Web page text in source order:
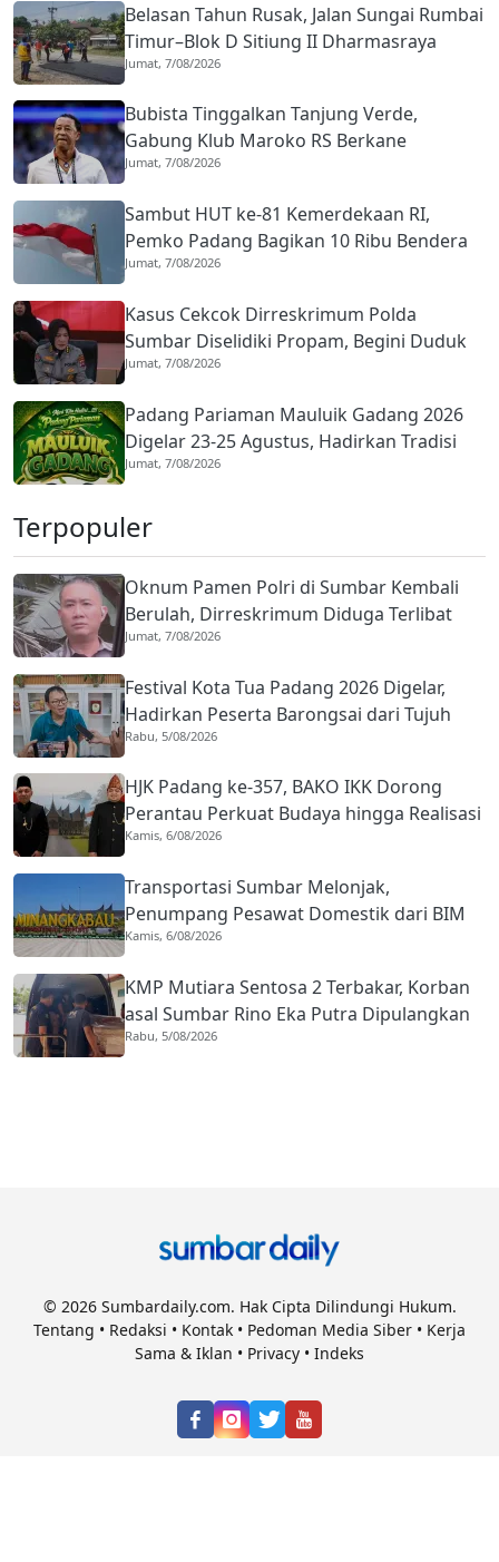
Belasan Tahun Rusak, Jalan Sungai Rumbai
Timur–Blok D Sitiung II Dharmasraya
Mulai Diaspal
Jumat, 7/08/2026
Bubista Tinggalkan Tanjung Verde,
Gabung Klub Maroko RS Berkane
Jumat, 7/08/2026
Sambut HUT ke-81 Kemerdekaan RI,
Pemko Padang Bagikan 10 Ribu Bendera
Merah Putih
Jumat, 7/08/2026
Kasus Cekcok Dirreskrimum Polda
Sumbar Diselidiki Propam, Begini Duduk
Perkaranya
Jumat, 7/08/2026
Padang Pariaman Mauluik Gadang 2026
Digelar 23-25 Agustus, Hadirkan Tradisi
Islam dan Budaya Minangkabau
Jumat, 7/08/2026
Terpopuler
Oknum Pamen Polri di Sumbar Kembali
Berulah, Dirreskrimum Diduga Terlibat
Kekerasan dengan Seorang Sopir
Jumat, 7/08/2026
Festival Kota Tua Padang 2026 Digelar,
Hadirkan Peserta Barongsai dari Tujuh
Negara
Rabu, 5/08/2026
HJK Padang ke-357, BAKO IKK Dorong
Perantau Perkuat Budaya hingga Realisasi
Kota Gastronomi
Kamis, 6/08/2026
Transportasi Sumbar Melonjak,
Penumpang Pesawat Domestik dari BIM
Naik Hampir 33 Persen
Kamis, 6/08/2026
KMP Mutiara Sentosa 2 Terbakar, Korban
asal Sumbar Rino Eka Putra Dipulangkan
ke Agam
Rabu, 5/08/2026
© 2026 Sumbardaily.com. Hak Cipta Dilindungi Hukum.
Tentang • Redaksi • Kontak • Pedoman Media Siber • Kerja
Sama & Iklan • Privacy • Indeks